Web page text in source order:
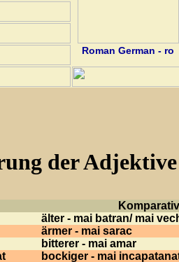
Roman German - ro
der
Komparativ
älter - mai batran/ mai
ärmer - mai sarac
bitterer - mai amar
bockiger - mai